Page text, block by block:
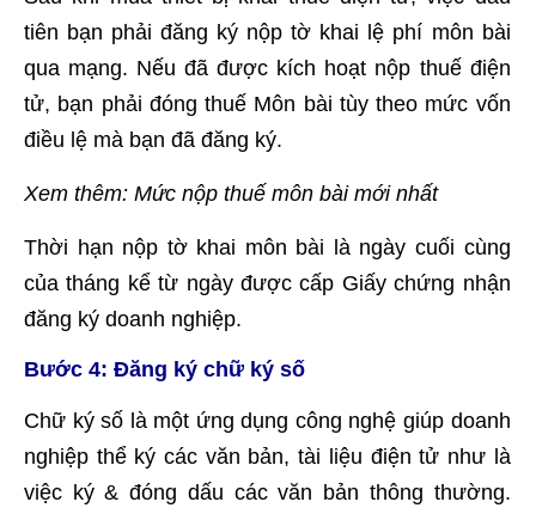
tiên bạn phải đăng ký nộp tờ khai lệ phí môn bài
qua mạng. Nếu đã được kích hoạt nộp thuế điện
tử, bạn phải đóng thuế Môn bài tùy theo mức vốn
điều lệ mà bạn đã đăng ký.
Xem thêm: Mức nộp thuế môn bài mới nhất
Thời hạn nộp tờ khai môn bài là ngày cuối cùng
của tháng kể từ ngày được cấp Giấy chứng nhận
đăng ký doanh nghiệp.
Bước 4: Đăng ký chữ ký số
Chữ ký số là một ứng dụng công nghệ giúp doanh
nghiệp thể ký các văn bản, tài liệu điện tử như là
việc ký & đóng dấu các văn bản thông thường.